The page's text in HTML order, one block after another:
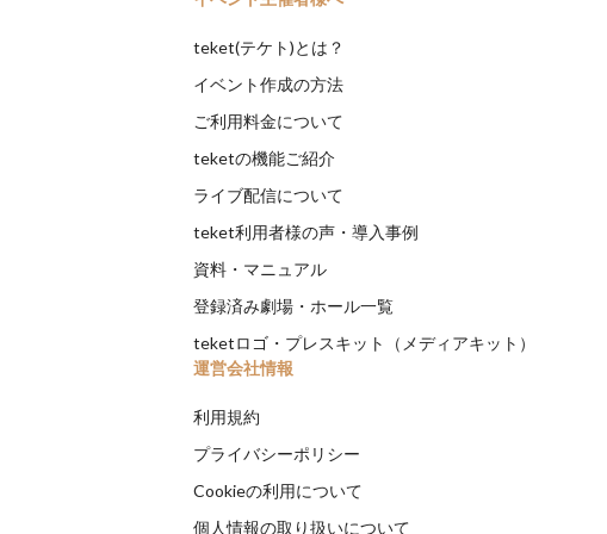
teket(テケト)とは？
イベント作成の方法
ご利用料金について
teketの機能ご紹介
ライブ配信について
teket利用者様の声・導入事例
資料・マニュアル
登録済み劇場・ホール一覧
teketロゴ・プレスキット（メディアキット）
運営会社情報
利用規約
プライバシーポリシー
Cookieの利用について
個人情報の取り扱いについて